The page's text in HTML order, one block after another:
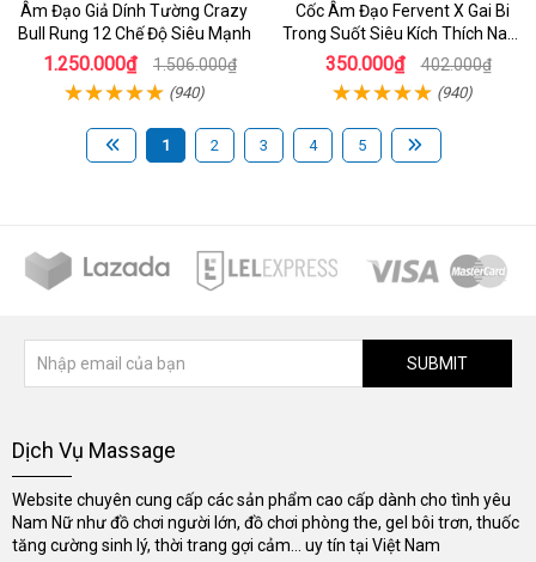
Âm Đạo Giả Dính Tường Crazy
Bull Rung 12 Chế Độ Siêu Mạnh
1.250.000₫ 1.506.000₫
(940)
Cốc Âm Đạo Fervent X Gai Bi
Trong Suốt Siêu Kích Thích Nam
Giới
350.000₫ 402.000₫
(940)
1 2 3 4 5
SUBMIT
Dịch Vụ Massage
Website chuyên cung cấp các sản phẩm cao cấp dành cho tình yêu
Nam Nữ như đồ chơi người lớn, đồ chơi phòng the, gel bôi trơn, thuốc
tăng cường sinh lý, thời trang gợi cảm... uy tín tại Việt Nam